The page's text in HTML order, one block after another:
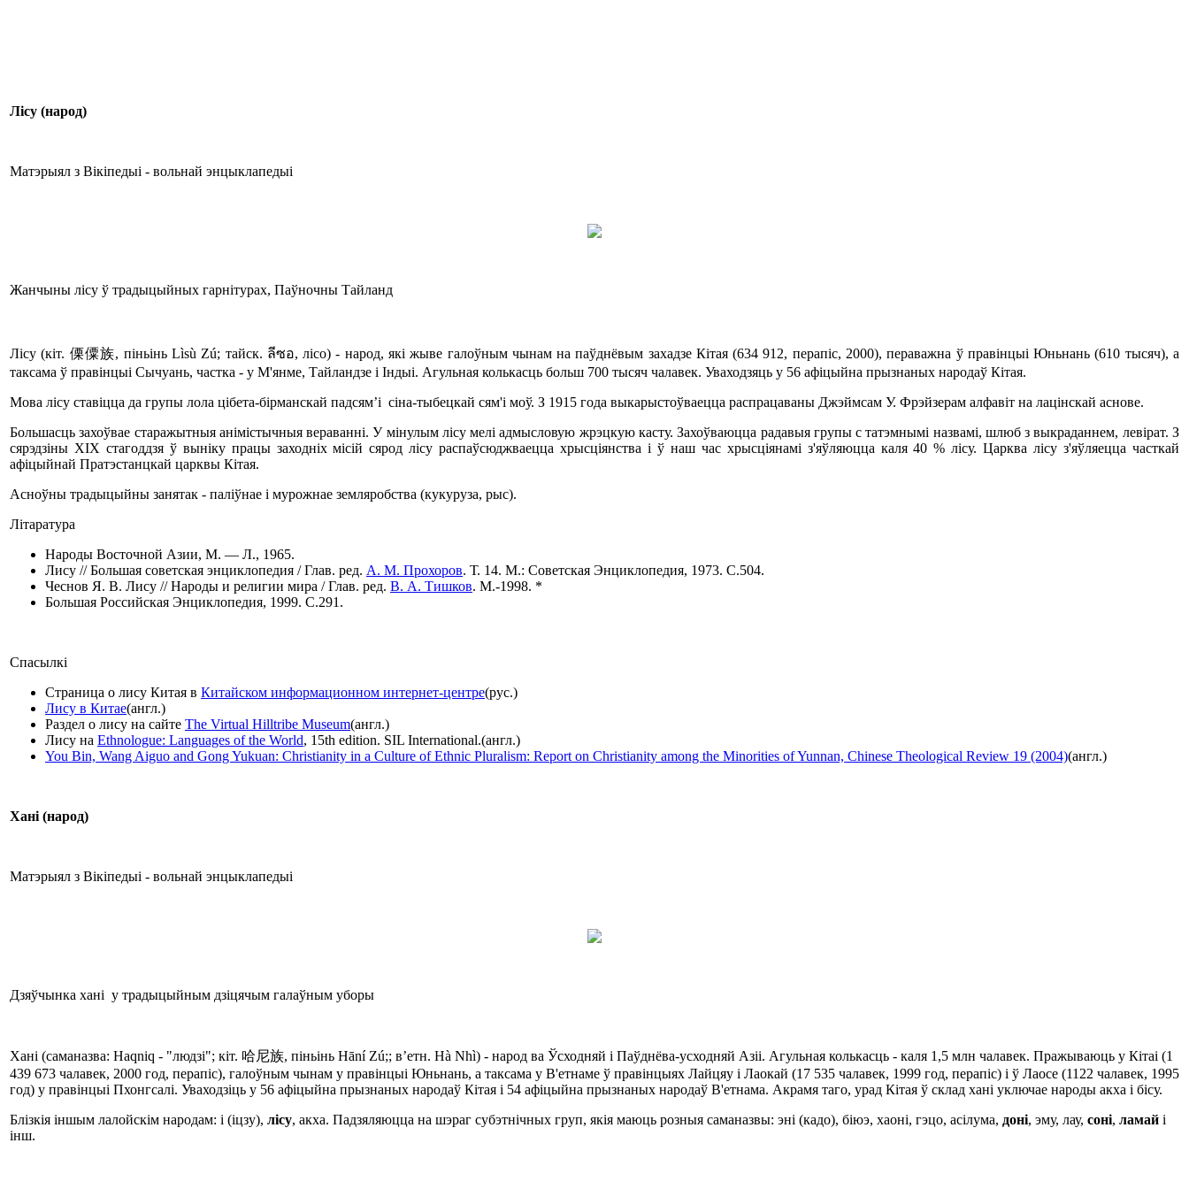
Лісу (народ)
Матэрыял з Вікіпедыі - вольнай энцыклапедыі
Жанчыны лісу ў традыцыйных гарнітурах, Паўночны Тайланд
Лісу (кіт. 傈僳族, піньінь Lìsù Zú; тайск. ลีซอ, лісо) - народ, які жыве галоўным чынам на паўднёвым захадзе Кітая (634 912, перапіс, 2000), пераважна ў правінцыі Юньнань (610 тысяч), а
таксама ў правінцыі Сычуань, частка - у М'янме, Тайландзе і Індыі. Агульная колькасць больш 700 тысяч чалавек. Уваходзяць у 56 афіцыйна прызнаных народаў Кітая.
Мова лісу ставіцца да групы лола цібета-бірманскай падсям’і сіна-тыбецкай сям'і моў. З 1915 года выкарыстоўваецца распрацаваны Джэймсам У. Фрэйзерам алфавіт на лацінскай аснове.
Большасць захоўвае старажытныя анімістычныя вераванні. У мінулым лісу мелі адмысловую жрэцкую касту. Захоўваюцца радавыя групы c татэмнымі назвамі, шлюб з выкраданнем, левірат. З
сярэдзіны XIX стагоддзя ў выніку працы заходніх місій сярод лісу распаўсюджваецца хрысціянства і ў наш час хрысціянамі з'яўляюцца каля 40 % лісу. Царква лісу з'яўляецца часткай
афіцыйнай Пратэстанцкай царквы Кітая.
Асноўны традыцыйны занятак - паліўнае і мурожнае земляробства (кукуруза, рыс).
Літаратура
Народы Восточной Азии, М. — Л., 1965.
Лису // Большая советская энциклопедия / Глав. ред. А. М. Прохоров. Т. 14. М.: Советская Энциклопедия, 1973. С.504.
Чеснов Я. В. Лису // Народы и религии мира / Глав. ред. В. А. Тишков. М.-1998. *
Большая Российская Энциклопедия, 1999. С.291.
Спасылкі
Страница о лису Китая в Китайском информационном интернет-центре(рус.)
Лису в Китае(англ.)
Раздел о лису на сайте The Virtual Hilltribe Museum(англ.)
Лису на Ethnologue: Languages of the World, 15th edition. SIL International.(англ.)
You Bin, Wang Aiguo and Gong Yukuan: Christianity in a Culture of Ethnic Pluralism: Report on Christianity among the Minorities of Yunnan, Chinese Theological Review 19 (2004)(англ.)
Хані (народ)
Матэрыял з Вікіпедыі - вольнай энцыклапедыі
Дзяўчынка хані у традыцыйным дзіцячым галаўным уборы
Хані (саманазва: Haqniq - "людзі"; кіт. 哈尼族, піньінь Hāní Zú;; в’етн. Hà Nhì) - народ ва Ўсходняй і Паўднёва-усходняй Азіі. Агульная колькасць - каля 1,5 млн чалавек. Пражываюць у Кітаі (1
439 673 чалавек, 2000 год, перапіс), галоўным чынам у правінцыі Юньнань, а таксама у В'етнаме ў правінцыях Лайцяу і Лаокай (17 535 чалавек, 1999 год, перапіс) і ў Лаосе (1122 чалавек, 1995
год) у правінцыі Пхонгсалі. Уваходзіць у 56 афіцыйна прызнаных народаў Кітая і 54 афіцыйна прызнаных народаў В'етнама. Акрамя таго, урад Кітая ў склад хані уключае народы акха і бісу.
Блізкія іншым лалойскім народам: і (іцзу), лісу, акха. Падзяляюцца на шэраг субэтнічных груп, якія маюць розныя саманазвы: эні (кадо), біюэ, хаоні, гэцо, асілума, доні, эму, лау, соні, ламай і
інш.